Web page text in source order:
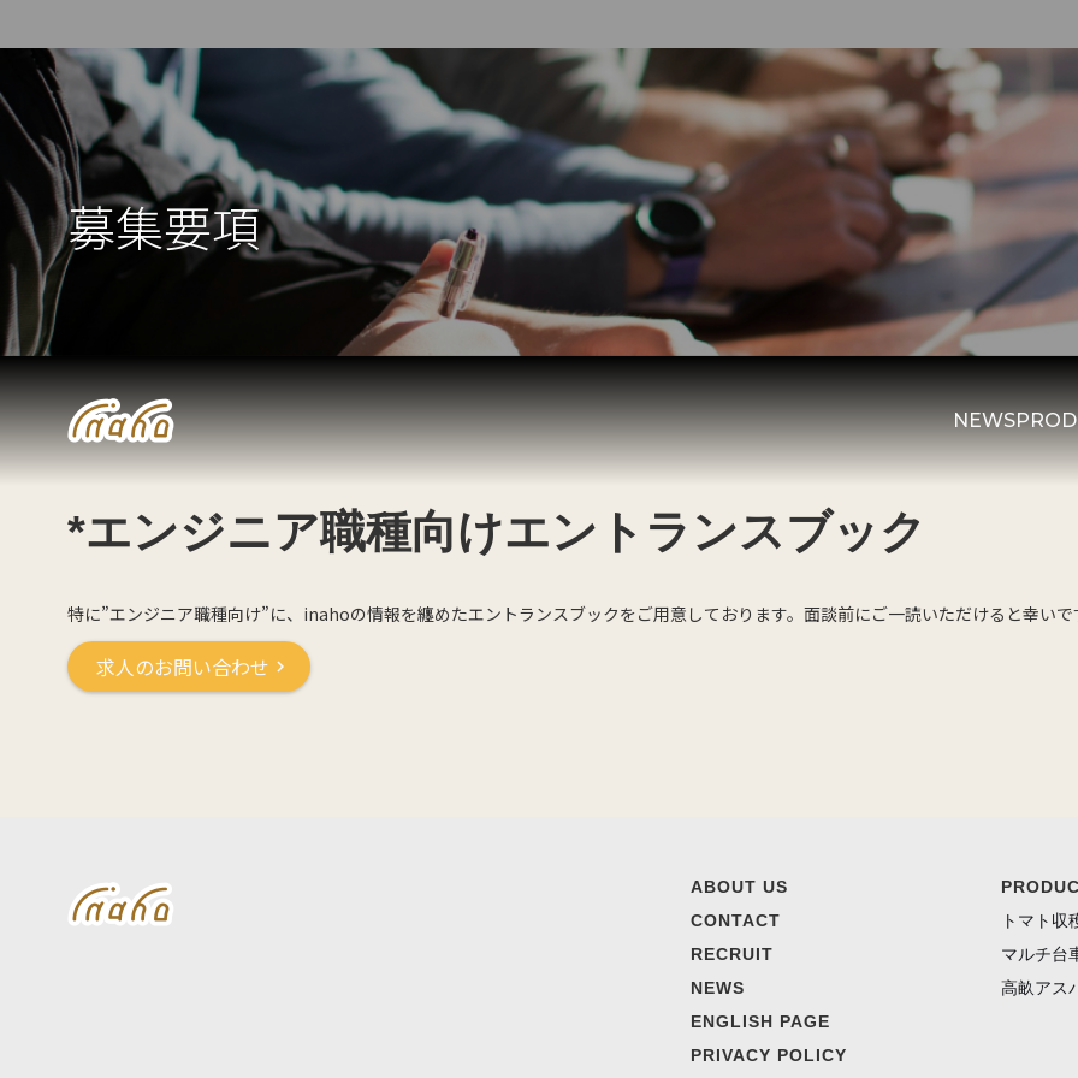
募集要項
NEWS
*エンジニア職種向けエントランスブック
特に”エンジニア職種向け”に、inahoの情報を纏めたエントランスブックをご用意しております。面談前にご一読いただけると幸いで
求人のお問い合わせ chevron_right
ABOUT US
CONTACT
RECRUIT
NEWS
ENGLISH PAGE
PRIVACY POLICY
トマト収
マルチ台
高畝アス